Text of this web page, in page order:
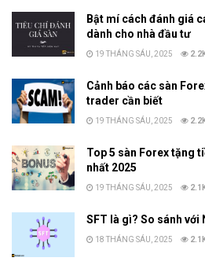
Bật mí cách đánh giá
dành cho nhà đầu tư
19 THÁNG SÁU, 2025
Cảnh báo các sàn
trader cần biết
19 THÁNG SÁU, 2025
Top 5 sàn Forex tặng
nhất 2025
19 THÁNG SÁU, 2025
SFT là gì? So sánh với
18 THÁNG SÁU, 2025